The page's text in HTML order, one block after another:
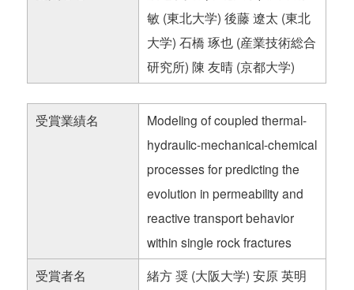
敏 (東北大学) 後藤 遼太 (東北
大学) 石橋 琢也 (産業技術総合
研究所) 陳 友晴 (京都大学)
受賞業績名
Modeling of coupled thermal-
hydraulic-mechanical-chemical
processes for predicting the
evolution in permeability and
reactive transport behavior
within single rock fractures
受賞者名
緒方 奨 (大阪大学) 安原 英明